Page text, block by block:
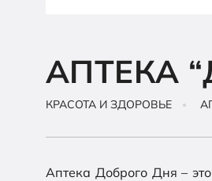
АПТЕКА
КРАСОТА И ЗДОРОВЬЕ
Аптека Доброго Дня –